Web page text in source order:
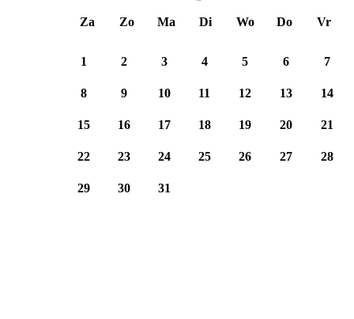
Za Zo Ma Di Wo Do Vr
1 2 3 4 5 6 7
8 9 10 11 12 13 14
15 16 17 18 19 20 21
22 23 24 25 26 27 28
29 30 31